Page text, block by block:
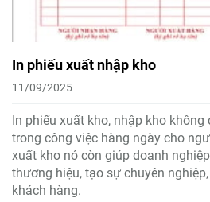
In phiếu xuất nhập kho
11/09/2025
In phiếu xuất kho, nhập kho
trong công việc hàng ngày cho
xuất kho nó còn giúp doanh
thương hiệu, tạo sự chuyên
khách hàng.